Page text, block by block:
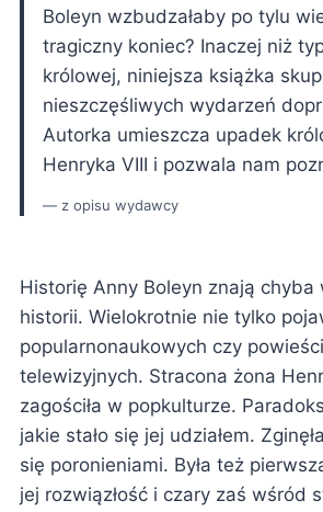
Boleyn wzbudzałaby po tylu
tragiczny koniec? Inaczej niż
królowej, niniejsza książka
nieszczęśliwych wydarzeń
Autorka umieszcza upadek
Henryka VIII i pozwala nam
z opisu wydawcy
Historię Anny Boleyn znają
historii. Wielokrotnie nie tylko
popularnonaukowych czy
telewizyjnych. Stracona żona
zagościła w popkulturze.
jakie stało się jej udziałem.
się poronieniami. Była też
jej rozwiązłość i czary zaś wśród